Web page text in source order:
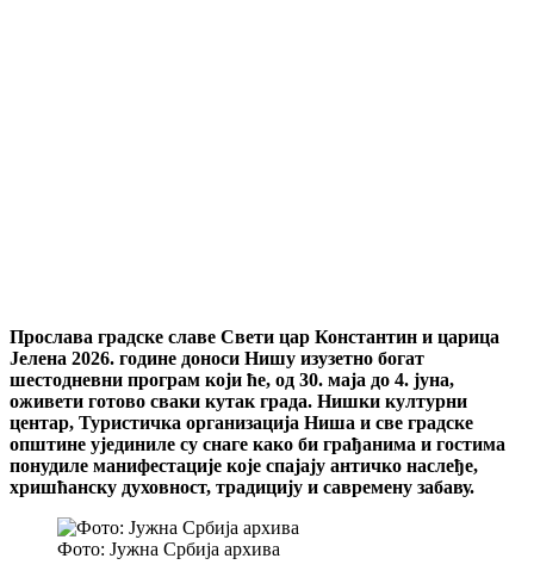
Прослава градске славе Свети цар Константин и царица
Јелена 2026. године доноси Нишу изузетно богат
шестодневни програм који ће, од 30. маја до 4. јуна,
оживети готово сваки кутак града. Нишки културни
центар, Туристичка организација Ниша и све градске
општине ујединиле су снаге како би грађанима и гостима
понудиле манифестације које спајају античко наслеђе,
хришћанску духовност, традицију и савремену забаву.
Фото: Јужна Србија архива